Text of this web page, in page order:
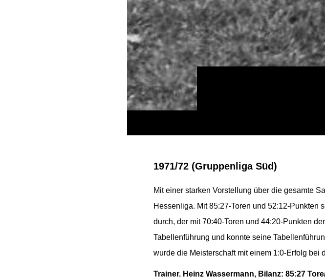
1971/72 (Gruppenliga Süd)
Mit einer starkenVorstellung überdie gesamte
Hessenliga. Mit 85:27-Toren und 52:12-Punkten
durch, der mit 70:40-Toren und 44:20-Punkten
Tabellenführung und konnte seine
wurde die Meisterschaft mit einem 1:0-Erfolg bei
Trainer. Heinz Wassermann, Bilanz: 85:27